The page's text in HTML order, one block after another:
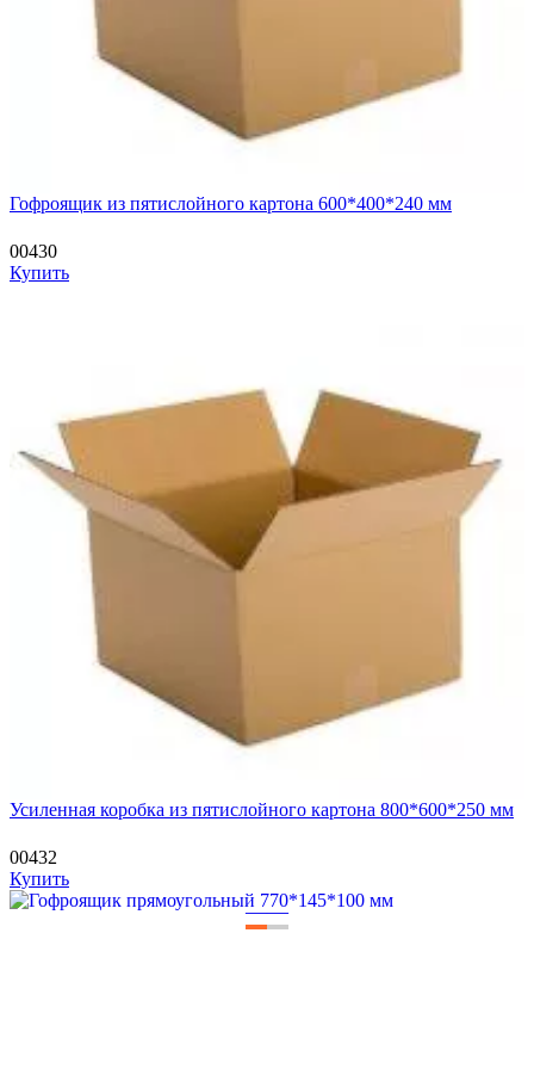
Гофроящик из пятислойного картона 600*400*240 мм
00430
Купить
Усиленная коробка из пятислойного картона 800*600*250 мм
00432
Купить
——